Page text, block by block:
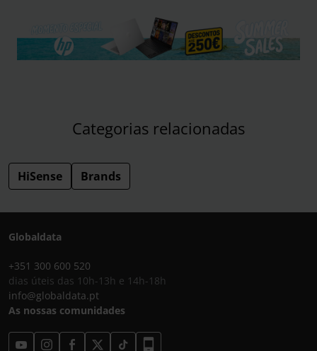
Categorias relacionadas
HiSense Brands
Globaldata
+351 300 600 520
dias úteis das 10h-13h e 14h-18h
info@globaldata.pt
As nossas comunidades